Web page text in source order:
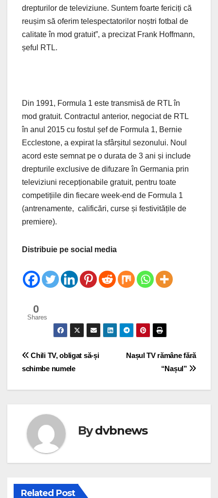
drepturilor de televiziune. Suntem foarte fericiți că
reușim să oferim telespectatorilor noștri fotbal de
calitate în mod gratuit”, a precizat Frank Hoffmann,
șeful RTL.
Din 1991, Formula 1 este transmisă de RTL în
mod gratuit. Contractul anterior, negociat de RTL
în anul 2015 cu fostul șef de Formula 1, Bernie
Ecclestone, a expirat la sfârșitul sezonului. Noul
acord este semnat pe o durata de 3 ani și include
drepturile exclusive de difuzare în Germania prin
televiziuni recepționabile gratuit, pentru toate
competițiile din fiecare week-end de Formula 1
(antrenamente, calificări, curse și festivitățile de
premiere).
Distribuie pe social media
0
Shares
Post
Nașul TV rămâne fără
“Nașul”
Chili TV, obligat să-și
schimbe numele
Bydvbnews
Related Post